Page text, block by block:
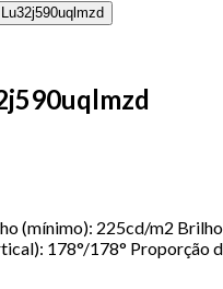
(mínimo): 225cd/m2
178°/178° Proporção